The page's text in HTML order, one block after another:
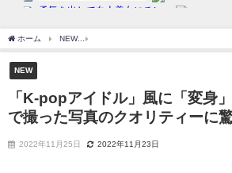
ホーム NEW
NEW
「K-popアイドル」風に「変身
で撮った写真のクオリティーに
2022年11月25日 2022年11月23日